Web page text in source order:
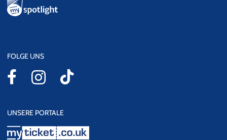
FOLGE UNS
UNSERE PORTALE